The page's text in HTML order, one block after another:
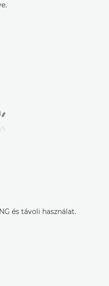
és távoli használat.